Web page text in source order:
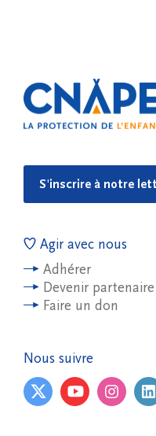
S'inscrire à notre
Agir avec nous
Adhérer
Devenir partenaire
Faire un don
Nous suivre